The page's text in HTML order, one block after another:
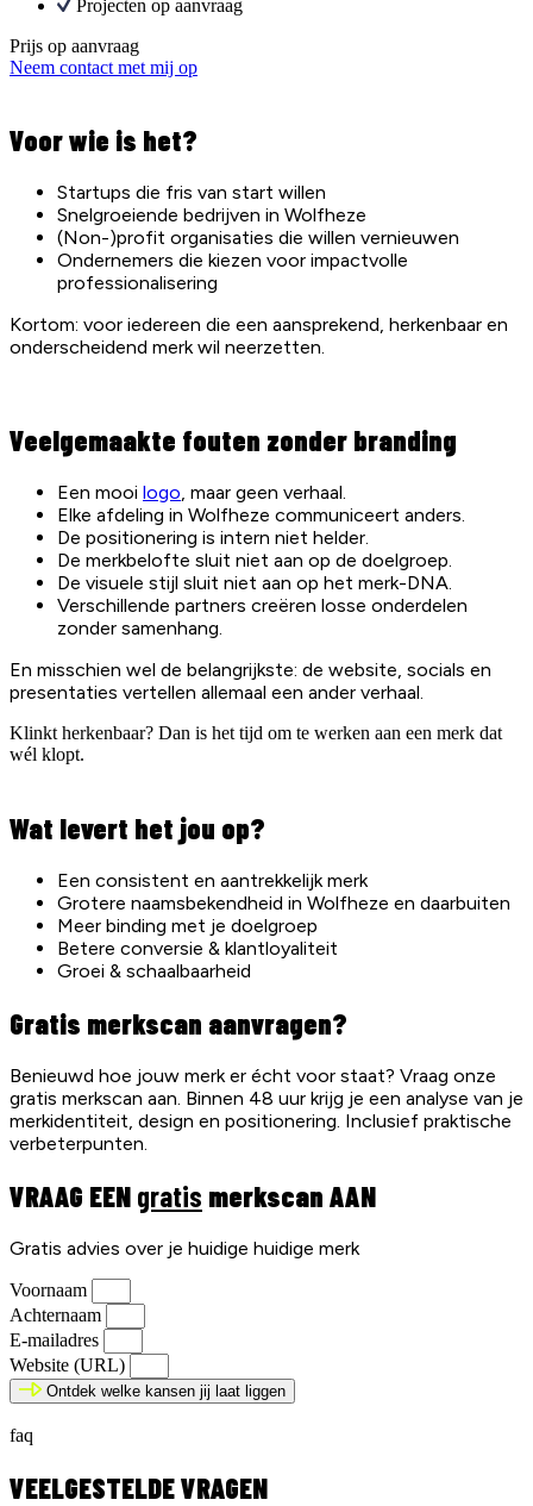
Projecten op aanvraag
Prijs op aanvraag
Neem contact met mij op
Voor wie is het?
Startups die fris van start willen
Snelgroeiende bedrijven in Wolfheze
(Non-)profit organisaties die willen vernieuwen
Ondernemers die kiezen voor impactvolle
professionalisering
Kortom: voor iedereen die een aansprekend, herkenbaar en
onderscheidend merk wil neerzetten.
Veelgemaakte fouten zonder branding
Een mooi logo, maar geen verhaal.
Elke afdeling in Wolfheze communiceert anders.
De positionering is intern niet helder.
De merkbelofte sluit niet aan op de doelgroep.
De visuele stijl sluit niet aan op het merk-DNA.
Verschillende partners creëren losse onderdelen
zonder samenhang.
En misschien wel de belangrijkste: de website, socials en
presentaties vertellen allemaal een ander verhaal.
Klinkt herkenbaar? Dan is het tijd om te werken aan een merk dat
wél klopt.
Wat levert het jou op?
Een consistent en aantrekkelijk merk
Grotere naamsbekendheid in Wolfheze en daarbuiten
Meer binding met je doelgroep
Betere conversie & klantloyaliteit
Groei & schaalbaarheid
Gratis merkscan aanvragen?
Benieuwd hoe jouw merk er écht voor staat? Vraag onze
gratis merkscan aan. Binnen 48 uur krijg je een analyse van je
merkidentiteit, design en positionering. Inclusief praktische
verbeterpunten.
VRAAG EEN gratis merkscan AAN
Gratis advies over je huidige huidige merk
Voornaam
Achternaam
E-mailadres
Website (URL)
Ontdek welke kansen jij laat liggen
faq
VEELGESTELDE VRAGEN